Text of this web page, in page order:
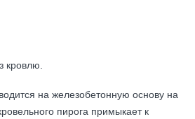
кровлю.
на железобетонную основу на
пирога примыкает к